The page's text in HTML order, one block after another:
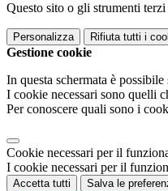
Questo sito o gli strumenti
Personalizza Rifiuta tutti i
Gestione cookie
In questa schermata è
I cookie necessari sono quelli
Per conoscere quali sono i
Cookie necessari per il
I cookie necessari per il
Accetta tutti Salva le